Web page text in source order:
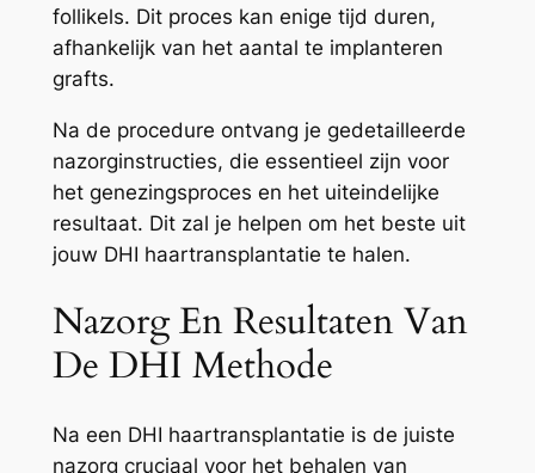
follikels. Dit proces kan enige tijd duren,
afhankelijk van het aantal te implanteren
grafts.
Na de procedure ontvang je gedetailleerde
nazorginstructies, die essentieel zijn voor
het genezingsproces en het uiteindelijke
resultaat. Dit zal je helpen om het beste uit
jouw DHI haartransplantatie te halen.
Nazorg En Resultaten Van
De DHI Methode
Na een DHI haartransplantatie is de juiste
nazorg cruciaal voor het behalen van